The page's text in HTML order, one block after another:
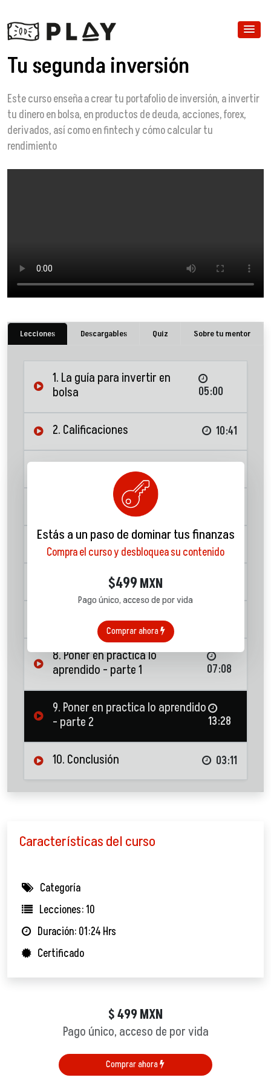
Tu segunda inversión
Este curso enseña a crear tu portafolio de inversión, a invertir
tu dinero en bolsa, en productos de deuda, acciones, forex,
derivados, así como en fintech y cómo calcular tu
rendimiento
Lecciones Descargables Quiz Sobre tu mentor
1. La guía para invertir en
bolsa
05:00
2. Calificaciones 10:41
3. Productos de inversión
4. Instrumentos de deuda
5. Acciones 13:57
6. FOREX y derivados
8. Poner en practica lo
aprendido - parte 1
07:08
9. Poner en practica lo aprendido
- parte 2
13:28
10. Conclusión 03:11
Estás a un paso de dominar tus finanzas
Compra el curso y desbloquea su contenido
$499 MXN
Pago único, acceso de por vida
Comprar ahora
Características del curso
Categoría
Lecciones: 10
Duración: 01:24 Hrs
Certificado
$499 MXN
Pago único, acceso de por vida
Comprar ahora